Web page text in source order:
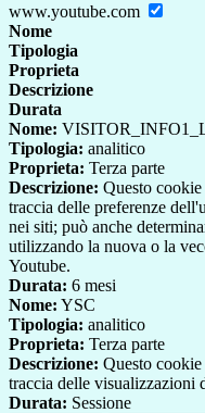
www.youtube.com
Nome
Tipologia
Proprieta
Descrizione
Durata
Nome:
Tipologia: analitico
Proprieta: Terza parte
Descrizione: Questo cookie
traccia delle preferenze
nei siti; può anche
utilizzando la nuova o la
Youtube.
Durata: 6 mesi
Nome: YSC
Tipologia: analitico
Proprieta: Terza parte
Descrizione: Questo cookie
traccia delle visualizzazioni
Durata: Sessione